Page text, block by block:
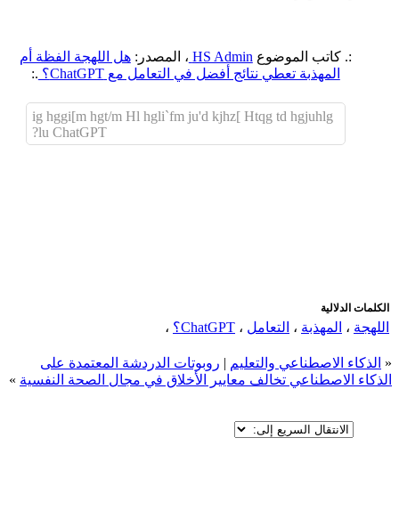
:. كاتب الموضوع HS Admin ، المصدر:هل اللهجة الفظة أم
المهذبة تعطي نتائج أفضل في التعامل مع ChatGPT؟
.:
ig hggi[m hgt/m Hl hgli`fm ju'd kjhz[ Htqg td hgjuhlg
lu ChatGPT?
الكلمات الدلالية
اللهجة ، المهذبة ، التعامل ، ChatGPT؟ ،
« الذكاء الاصطناعي والتعليم | روبوتات الدردشة المعتمدة على
الذكاء الاصطناعي تخالف معايير الأخلاق في مجال الصحة النفسية »